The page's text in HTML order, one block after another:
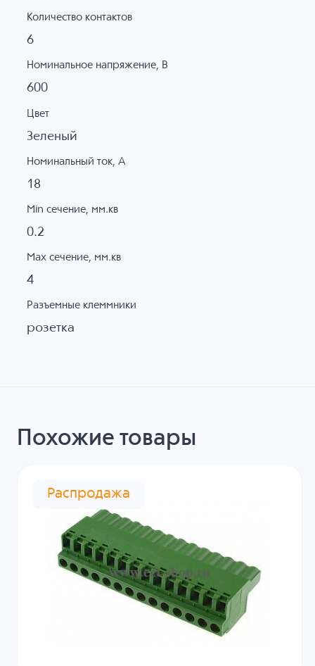
Количество контактов
6
Номинальное напряжение, B
600
Цвет
Зеленый
Номинальный ток, А
18
Min сечение, мм.кв
0.2
Max сечение, мм.кв
4
Разъемные клеммники
розетка
Похожие товары
Распродажа